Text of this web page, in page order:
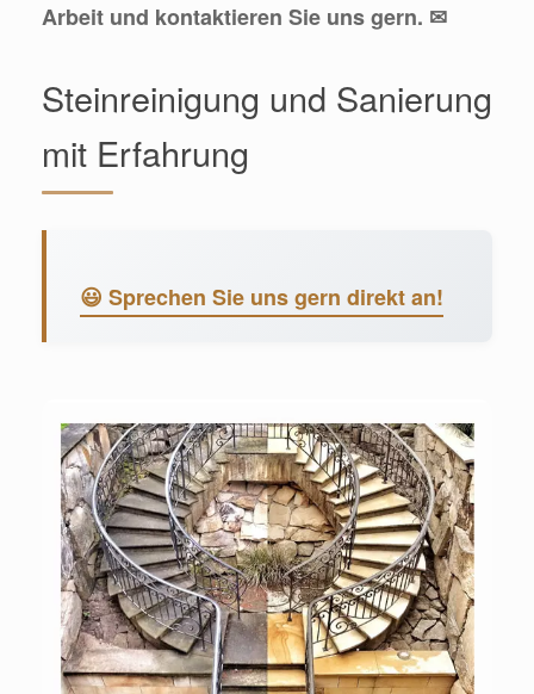
Arbeit und kontaktieren Sie uns gern. ✉
Steinreinigung und Sanierung
mit Erfahrung
😃 Sprechen Sie uns gern direkt an!